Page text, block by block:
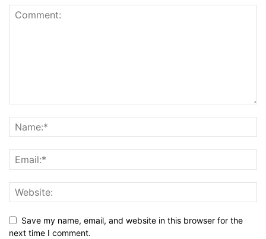
Save my name, email, and website in this browser for the
next time I comment.